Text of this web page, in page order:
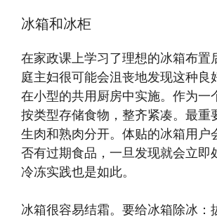
冰箱和冰柜
在家政课上学习了理想的冰箱布置
庭主妇很可能会沮丧地发现这种良
在小型的共用厨房中实施。作为一
按类型存储食物，整齐紧凑。最重
生肉和熟肉分开。体贴的冰箱用户
否有过期食品，一旦发现就会立即
冷冻实践也是如此。
冰箱很容易结霜。要给冰箱除冰：